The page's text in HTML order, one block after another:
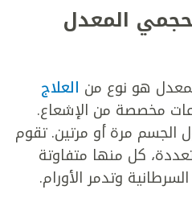
المعدل
هو نوع من العلاج
مخصصة من الإشعاع.
الجسم مرة أو مرتين. تقوم
كل منها متفاوتة
وتدمر الأورام.